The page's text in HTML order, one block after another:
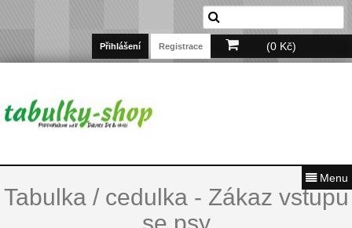
Menu
Přihlášení Registrace (0 Kč)
Tabulka / cedulka - Zákaz vstupu